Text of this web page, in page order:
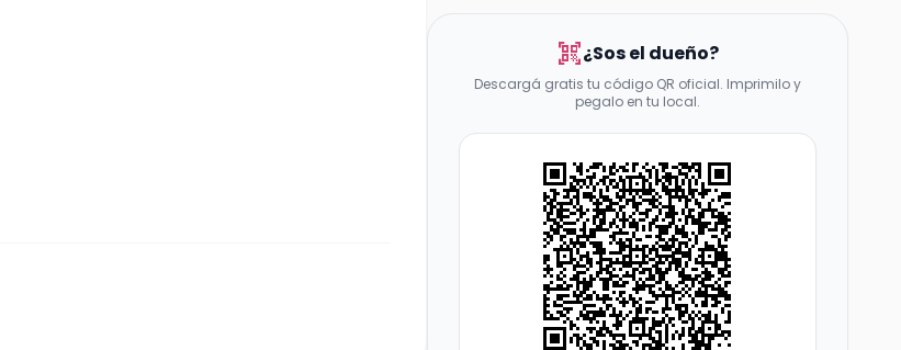
qr_code_scanner¿Sos el dueño?
Descargá gratis tu código QR oficial. Imprimilo y
pegalo en tu local.